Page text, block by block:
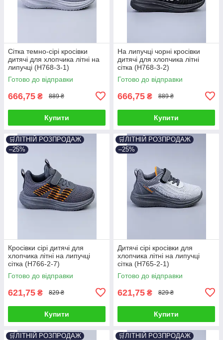
Сітка темно-сірі кросівки
дитячі для хлопчика літні на
липучці (H768-3-1)
Готово до відправки
666,75 ₴ 889 ₴
Купити
На липучці чорні кросівки
дитячі для хлопчика літні
сітка (H768-3-2)
Готово до відправки
666,75 ₴ 889 ₴
Купити
🛒ЛІТНІЙ РОЗПРОДАЖ
–25%
Кросівки сірі дитячі для
хлопчика літні на липучці
сітка (H766-2-7)
Готово до відправки
621,75 ₴ 829 ₴
Купити
🛒ЛІТНІЙ РОЗПРОДАЖ
–25%
Дитячі сірі кросівки для
хлопчика літні на липучці
сітка (H765-2-1)
Готово до відправки
621,75 ₴ 829 ₴
Купити
🛒ЛІТНІЙ РОЗПРОДАЖ
🛒ЛІТНІЙ РОЗПРОДАЖ